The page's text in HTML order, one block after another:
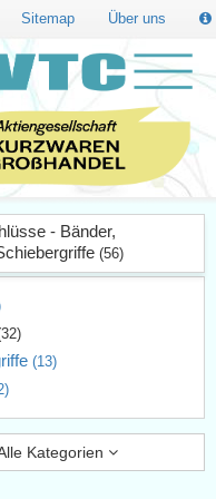
Sitemap Über uns
- Bänder,
(56)
(13)
Kategorien